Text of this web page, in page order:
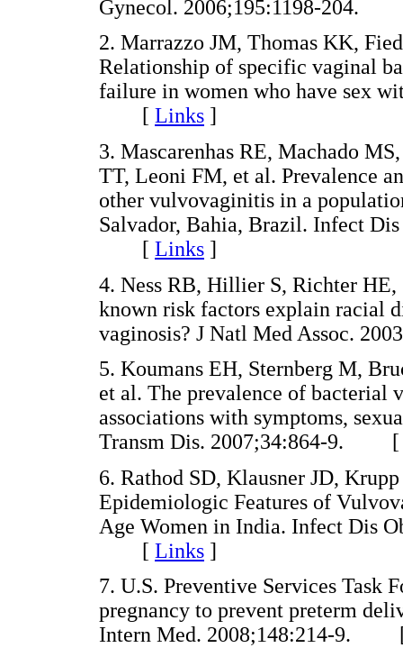
Gynecol. 2006;195:1198-
2. Marrazzo JM, Thomas KK,
Relationship of specific vaginal
failure in women who have sex
[ Links ]
3. Mascarenhas RE, Machado
TT, Leoni FM, et al. Prevalence
other vulvovaginitis in a
Salvador, Bahia, Brazil. Infect
[ Links ]
4. Ness RB, Hillier S, Richter HE,
known risk factors explain racial
vaginosis? J Natl Med Assoc.
5. Koumans EH, Sternberg M,
et al. The prevalence of bacterial
associations with symptoms,
Transm Dis. 2007;34:864-9.
6. Rathod SD, Klausner JD,
Epidemiologic Features of
Age Women in India. Infect Dis
[ Links ]
7. U.S. Preventive Services Task
pregnancy to prevent preterm
Intern Med. 2008;148:214-9.